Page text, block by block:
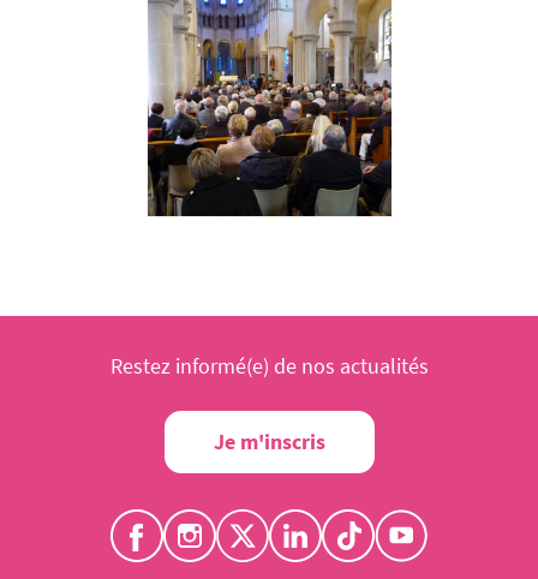
Restez informé(e) de nos actualités
Je m'inscris